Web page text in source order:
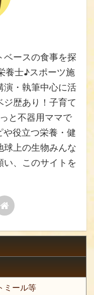
ベースの食事を探
養士♪スポーツ施
・執筆中心に活
歴あり！子育て
と不器用ママで
役立つ栄養・健
球上の生物みんな
い、このサイトを
す！
ミール等